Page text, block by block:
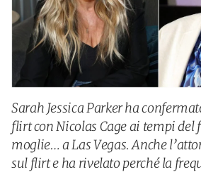
Sarah Jessica Parker ha
flirt con Nicolas Cage ai tempi
moglie… a Las Vegas. Anche
sul flirt e ha rivelato perché la